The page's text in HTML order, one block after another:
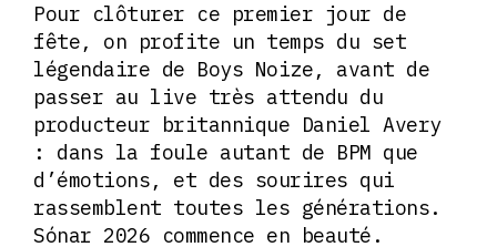
Pour clôturer ce premier jour de
fête, on profite un temps du set
légendaire de Boys Noize, avant de
passer au live très attendu du
producteur britannique Daniel Avery
: dans la foule autant de BPM que
d’émotions, et des sourires qui
rassemblent toutes les générations.
Sónar 2026 commence en beauté.